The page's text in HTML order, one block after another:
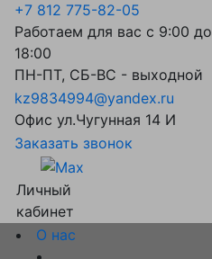
+7 812 775-82-05
Работаем для вас с 9:00 до
18:00
ПН-ПТ, СБ-ВС - выходной
kz9834994@yandex.ru
Офис ул.Чугунная 14 И
Заказать звонок
Личный
кабинет
О нас